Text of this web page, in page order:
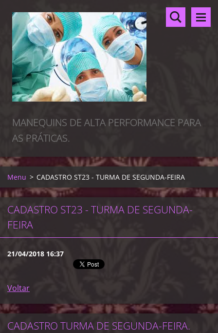
MANEQUINS DE ALTA PERFORMANCE PARA
AS PRÁTICAS.
Menu > CADASTRO ST23 - TURMA DE SEGUNDA-FEIRA
CADASTRO ST23 - TURMA DE SEGUNDA-
FEIRA
21/04/2018 16:37
Voltar
CADASTRO TURMA DE SEGUNDA-FEIRA.